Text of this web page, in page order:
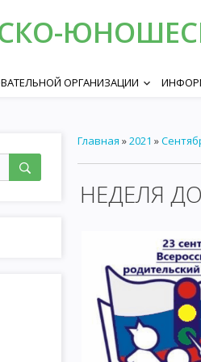
ОРГАНИЗАЦИИ keyboard_arrow_down
Главная »2021 »
НЕДЕЛЯ